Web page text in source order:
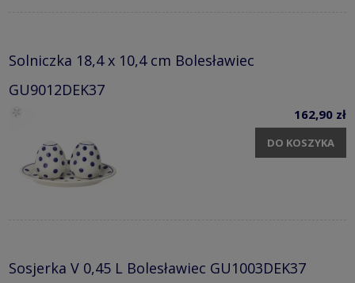
Solniczka 18,4 x 10,4 cm Bolesławiec
GU9012DEK37
162,90 zł
DO KOSZYKA
Sosjerka V 0,45 L Bolesławiec GU1003DEK37